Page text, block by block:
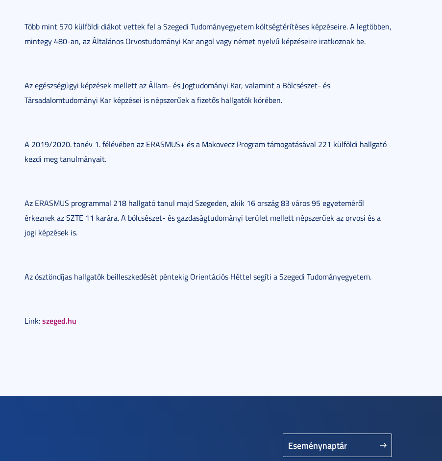
Több mint 570 külföldi diákot vettek fel a Szegedi Tudományegyetem költségtérítéses képzéseire. A legtöbben,
mintegy 480-an, az Általános Orvostudományi Kar angol vagy német nyelvű képzéseire iratkoznak be.
Az egészségügyi képzések mellett az Állam- és Jogtudományi Kar, valamint a Bölcsészet- és
Társadalomtudományi Kar képzései is népszerűek a fizetős hallgatók körében.
A 2019/2020. tanév 1. félévében az ERASMUS+ és a Makovecz Program támogatásával 221 külföldi hallgató
kezdi meg tanulmányait.
Az ERASMUS programmal 218 hallgató tanul majd Szegeden, akik 16 ország 83 város 95 egyeteméről
érkeznek az SZTE 11 karára. A bölcsészet- és gazdaságtudományi terület mellett népszerűek az orvosi és a
jogi képzések is.
Az ösztöndíjas hallgatók beilleszkedését péntekig Orientációs Héttel segíti a Szegedi Tudományegyetem.
Link:szeged.hu
Eseménynaptár